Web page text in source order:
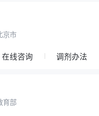
京市
在线咨询 调剂办法
育部